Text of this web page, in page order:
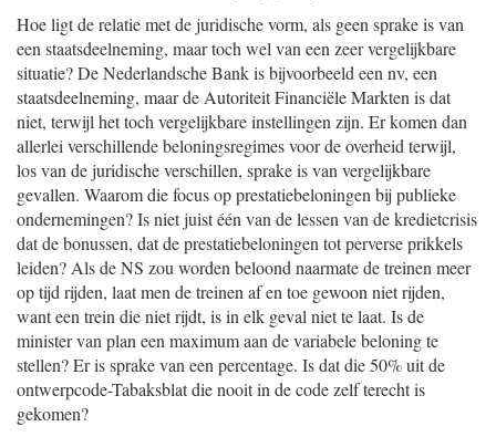
Hoe ligt de relatie met de juridische vorm, als geen sprake is van
een staatsdeelneming, maar toch wel van een zeer vergelijkbare
situatie? De Nederlandsche Bank is bijvoorbeeld een nv, een
staatsdeelneming, maar de Autoriteit Financiële Markten is dat
niet, terwijl het toch vergelijkbare instellingen zijn. Er komen dan
allerlei verschillende beloningsregimes voor de overheid terwijl,
los van de juridische verschillen, sprake is van vergelijkbare
gevallen. Waarom die focus op prestatiebeloningen bij publieke
ondernemingen? Is niet juist één van de lessen van de kredietcrisis
dat de bonussen, dat de prestatiebeloningen tot perverse prikkels
leiden? Als de NS zou worden beloond naarmate de treinen meer
op tijd rijden, laat men de treinen af en toe gewoon niet rijden,
want een trein die niet rijdt, is in elk geval niet te laat. Is de
minister van plan een maximum aan de variabele beloning te
stellen? Er is sprake van een percentage. Is dat die 50% uit de
ontwerpcode-Tabaksblat die nooit in de code zelf terecht is
gekomen?